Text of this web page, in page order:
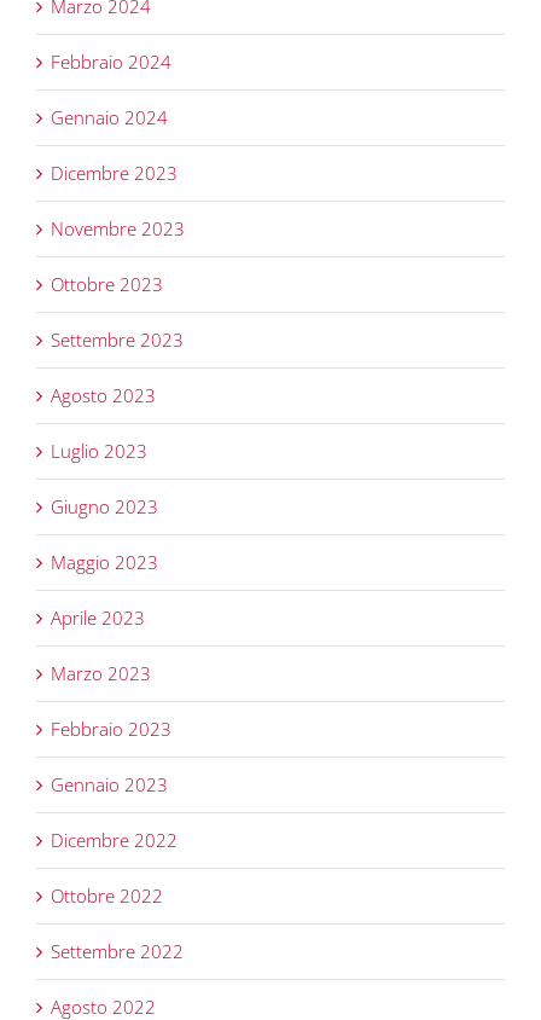
Marzo 2024
Febbraio 2024
Gennaio 2024
Dicembre 2023
Novembre 2023
Ottobre 2023
Settembre 2023
Agosto 2023
Luglio 2023
Giugno 2023
Maggio 2023
Aprile 2023
Marzo 2023
Febbraio 2023
Gennaio 2023
Dicembre 2022
Ottobre 2022
Settembre 2022
Agosto 2022